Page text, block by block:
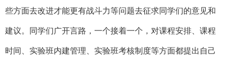
些方面去改进才能更有战斗力等问题去征求同学们的意见和
建议。同学们广开言路，一个接着一个，对课程安排、课程
时间、实验班内建管理、实验班考核制度等方面都提出自己